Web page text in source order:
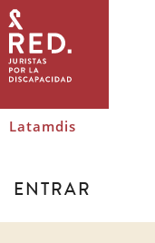
Juristas
por
la
discapacidad
Latamdis
ENTRAR